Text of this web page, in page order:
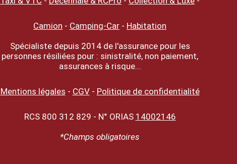
Camion - Camping-Car - Habitation
Spécialiste depuis 2014 de l'assurance pour les
personnes résiliées pour : sinistralité, non paiement,
assurances à risque...
Mentions légales - CGV- Politique de confidentialité
RCS 800 312 829 - N° ORIAS 14002146
*Champs obligatoires